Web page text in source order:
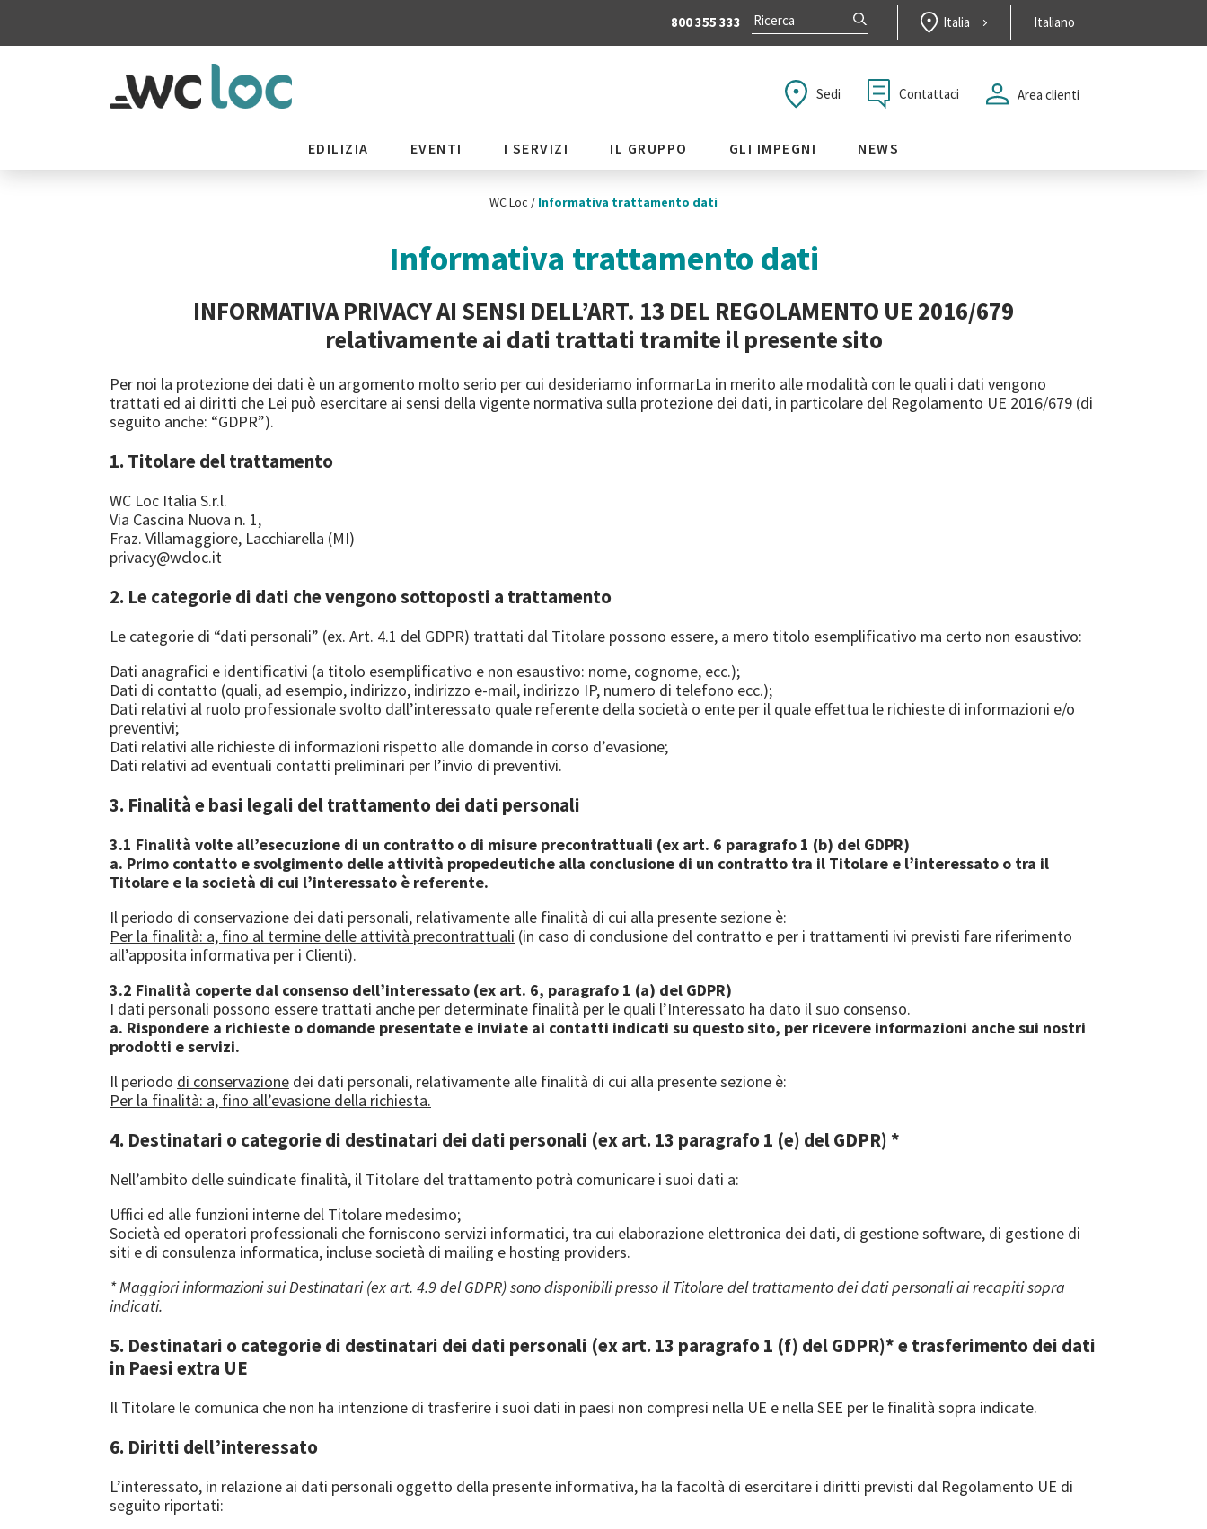
800 355 333 Italia Italiano
Sedi Contattaci Area clienti
EDILIZIA EVENTI I SERVIZI IL GRUPPO GLI IMPEGNI NEWS
WC Loc / Informativa trattamento dati
Informativa trattamento dati
INFORMATIVA PRIVACY AI SENSI DELL’ART. 13 DEL REGOLAMENTO UE 2016/679
relativamente ai dati trattati tramite il presente sito
Per noi la protezione dei dati è un argomento molto serio per cui desideriamo informarLa in merito alle modalità con le quali i dati vengono
trattati ed ai diritti che Lei può esercitare ai sensi della vigente normativa sulla protezione dei dati, in particolare del Regolamento UE 2016/679 (di
seguito anche: “GDPR”).
1. Titolare del trattamento
WC Loc Italia S.r.l.
Via Cascina Nuova n. 1,
Fraz. Villamaggiore, Lacchiarella (MI)
privacy@wcloc.it
2. Le categorie di dati che vengono sottoposti a trattamento
Le categorie di “dati personali” (ex. Art. 4.1 del GDPR) trattati dal Titolare possono essere, a mero titolo esemplificativo ma certo non esaustivo:
Dati anagrafici e identificativi (a titolo esemplificativo e non esaustivo: nome, cognome, ecc.);
Dati di contatto (quali, ad esempio, indirizzo, indirizzo e-mail, indirizzo IP, numero di telefono ecc.);
Dati relativi al ruolo professionale svolto dall’interessato quale referente della società o ente per il quale effettua le richieste di informazioni e/o
preventivi;
Dati relativi alle richieste di informazioni rispetto alle domande in corso d’evasione;
Dati relativi ad eventuali contatti preliminari per l’invio di preventivi.
3. Finalità e basi legali del trattamento dei dati personali
3.1 Finalità volte all’esecuzione di un contratto o di misure precontrattuali (ex art. 6 paragrafo 1 (b) del GDPR)
a. Primo contatto e svolgimento delle attività propedeutiche alla conclusione di un contratto tra il Titolare e l’interessato o tra il
Titolare e la società di cui l’interessato è referente.
Il periodo di conservazione dei dati personali, relativamente alle finalità di cui alla presente sezione è:
Per la finalità: a, fino al termine delle attività precontrattuali (in caso di conclusione del contratto e per i trattamenti ivi previsti fare riferimento
all’apposita informativa per i Clienti).
3.2 Finalità coperte dal consenso dell’interessato (ex art. 6, paragrafo 1 (a) del GDPR)
I dati personali possono essere trattati anche per determinate finalità per le quali l’Interessato ha dato il suo consenso.
a. Rispondere a richieste o domande presentate e inviate ai contatti indicati su questo sito, per ricevere informazioni anche sui nostri
prodotti e servizi.
Il periodo di conservazione dei dati personali, relativamente alle finalità di cui alla presente sezione è:
Per la finalità: a, fino all’evasione della richiesta.
4. Destinatari o categorie di destinatari dei dati personali (ex art. 13 paragrafo 1 (e) del GDPR) *
Nell’ambito delle suindicate finalità, il Titolare del trattamento potrà comunicare i suoi dati a:
Uffici ed alle funzioni interne del Titolare medesimo;
Società ed operatori professionali che forniscono servizi informatici, tra cui elaborazione elettronica dei dati, di gestione software, di gestione di
siti e di consulenza informatica, incluse società di mailing e hosting providers.
* Maggiori informazioni sui Destinatari (ex art. 4.9 del GDPR) sono disponibili presso il Titolare del trattamento dei dati personali ai recapiti sopra
indicati.
5. Destinatari o categorie di destinatari dei dati personali (ex art. 13 paragrafo 1 (f) del GDPR)* e trasferimento dei dati
in Paesi extra UE
Il Titolare le comunica che non ha intenzione di trasferire i suoi dati in paesi non compresi nella UE e nella SEE per le finalità sopra indicate.
6. Diritti dell’interessato
L’interessato, in relazione ai dati personali oggetto della presente informativa, ha la facoltà di esercitare i diritti previsti dal Regolamento UE di
seguito riportati: